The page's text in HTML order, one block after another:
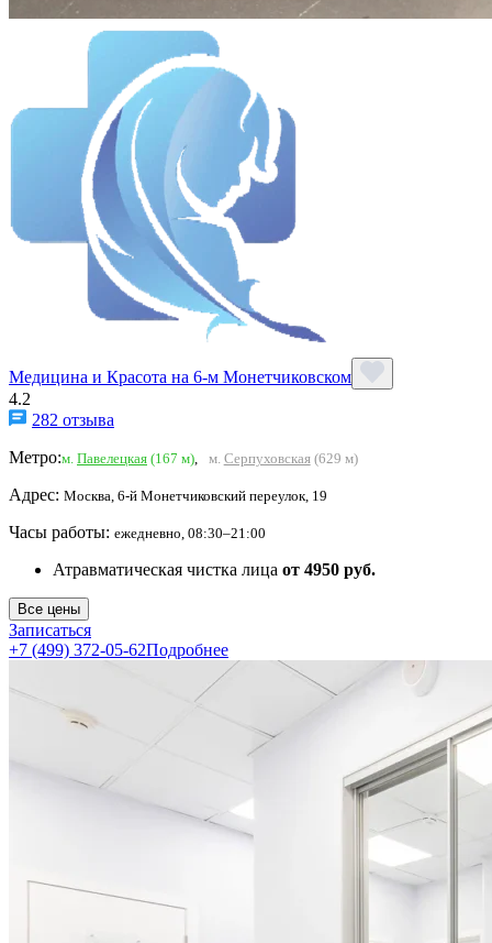
Медицина и Красота на 6-м Монетчиковском
4.2
282 отзыва
Метро:м. Павелецкая (167 м) м. Серпуховская(629 м)
Адрес: Москва, 6-й Монетчиковский переулок, 19
Часы работы: ежедневно, 08:30–21:00
Атравматическая чистка лица от 4950 руб.
Все цены
Записаться
+7 (499) 372-05-62Подробнее